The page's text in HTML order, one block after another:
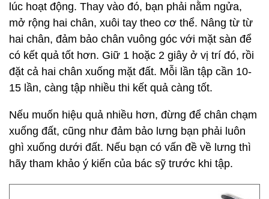
lúc hoạt động. Thay vào đó, bạn phải nằm ngửa,
mở rộng hai chân, xuôi tay theo cơ thể. Nâng từ từ
hai chân, đảm bảo chân vuông góc với mặt sàn để
có kết quả tốt hơn. Giữ 1 hoặc 2 giây ở vị trí đó, rồi
đặt cả hai chân xuống mặt đất. Mỗi lần tập cần 10-
15 lần, càng tập nhiều thi kết quả càng tốt.
Nếu muốn hiệu quả nhiều hơn, đừng để chân chạm
xuống đất, cũng như đảm bảo lưng bạn phải luôn
ghì xuống dưới đất. Nếu bạn có vấn đề về lưng thì
hãy tham khảo ý kiến của bác sỹ trước khi tập.